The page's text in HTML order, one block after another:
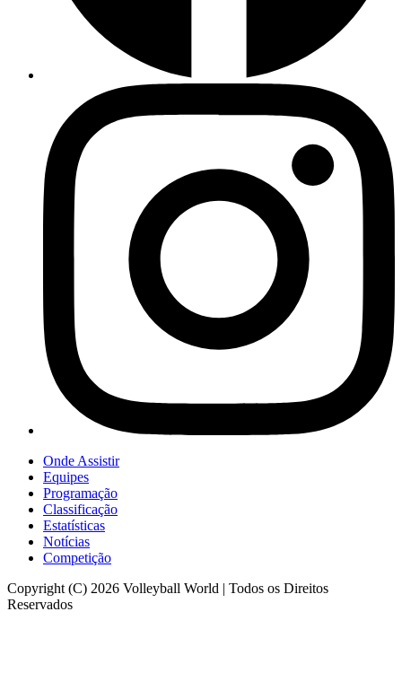
Onde Assistir
Equipes
Programação
Classificação
Estatísticas
Notícias
Competição
Copyright (C) 2026 Volleyball World | Todos os Direitos
Reservados